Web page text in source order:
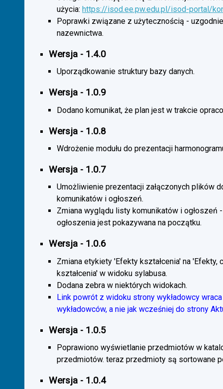
użycia: https://isod.ee.pw.edu.pl/isod-portal/
Poprawki związane z użytecznością -
nazewnictwa.
Wersja - 1.4.0
Uporządkowanie struktury bazy danych.
Wersja - 1.0.9
Dodano komunikat, że plan jest w trakcie
Wersja - 1.0.8
Wdrożenie modułu do prezentacji
Wersja - 1.0.7
Umożliwienie prezentacji załączonych plików
komunikatów i ogłoszeń.
Zmiana wyglądu listy komunikatów i ogłoszeń
ogłoszenia jest pokazywana na początku.
Wersja - 1.0.6
Zmiana etykiety 'Efekty kształcenia' na 'Efekty,
kształcenia' w widoku sylabusa.
Dodana zebra w niektórych widokach.
Link powrót z widoku strony wykładowcy
wykładowców, a nie jak wcześniej do strony
Wersja - 1.0.5
Poprawiono wyświetlanie przedmiotów w
przedmiotów. teraz przedmioty są sortowane
Wersja - 1.0.4